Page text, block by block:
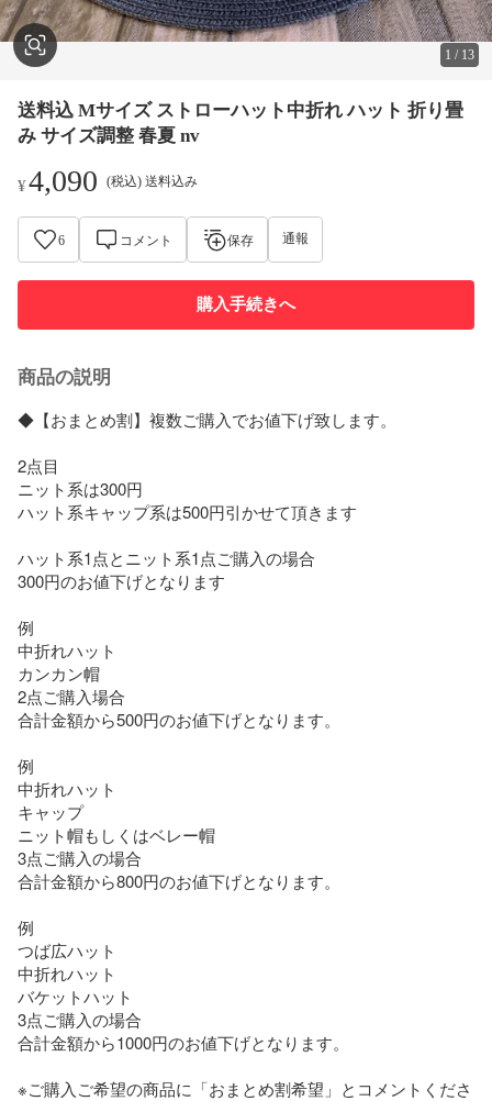
1 / 13
送料込 Mサイズ ストローハット中折れ ハット 折り畳
み サイズ調整 春夏 nv
¥4,090 (税込) 送料込み
6 コメント 保存 通報
購入手続きへ
商品の説明
◆【おまとめ割】複数ご購入でお値下げ致します。
2点目
ニット系は300円
ハット系キャップ系は500円引かせて頂きます
ハット系1点とニット系1点ご購入の場合
300円のお値下げとなります
例
中折れハット
カンカン帽
2点ご購入場合
合計金額から500円のお値下げとなります。
例
中折れハット
キャップ
ニット帽もしくはベレー帽
3点ご購入の場合
合計金額から800円のお値下げとなります。
例
つば広ハット
中折れハット
バケットハット
3点ご購入の場合
合計金額から1000円のお値下げとなります。
※ご購入ご希望の商品に「おまとめ割希望」とコメントくださ